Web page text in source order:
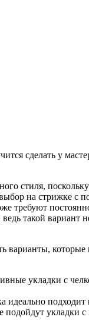
сделать у
стиля,
на стрижке с
требуют
такой вариант
которые
укладки с
подходит
укладки